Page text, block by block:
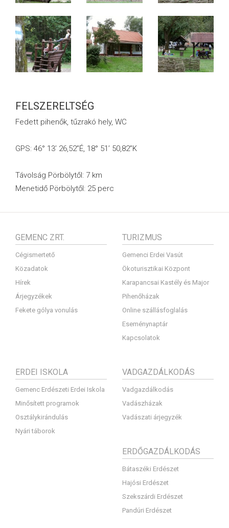
FELSZERELTSÉG
Fedett pihenők, tűzrakó hely, WC
GPS: 46° 13’ 26,52”É, 18° 51’ 50,82”K
Távolság Pörbölytől: 7 km
Menetidő Pörbölytől: 25 perc
GEMENC ZRT.
Cégismertető
Közadatok
Hírek
Árjegyzékek
Fekete gólya vonulás
TURIZMUS
Gemenci Erdei Vasút
Ökoturisztikai Központ
Karapancsai Kastély és Major
Pihenőházak
Online szállásfoglalás
Eseménynaptár
Kapcsolatok
ERDEI ISKOLA
Gemenc Erdészeti Erdei Iskola
Minősített programok
Osztálykirándulás
Nyári táborok
VADGAZDÁLKODÁS
Vadgazdálkodás
Vadászházak
Vadászati árjegyzék
ERDŐGAZDÁLKODÁS
Bátaszéki Erdészet
Hajósi Erdészet
Szekszárdi Erdészet
Pandúri Erdészet